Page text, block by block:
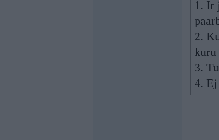
1. Ir
2.
kuru
3.
4. Ej